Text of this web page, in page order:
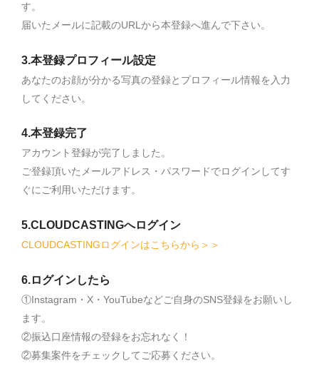
す。
届いたメールに記載のURLから本登録へ進んで下さい。
3.本登録プロフィール設定
あなたのお顔が分かる写真の登録とプロフィール情報を入力
してください。
4.本登録完了
アカウント登録が完了しました。
ご登録頂いたメールアドレス・パスワードでログインしてす
ぐにご利用いただけます。
5.CLOUDCASTINGへログイン
CLOUDCASTINGログインはこちらから＞＞
6.ログインしたら
①Instagram・X・YouTubeなどご自身のSNS登録をお願いし
ます。
②振込口座情報の登録をお忘れなく！
②募集案件をチェックしてご応募ください。